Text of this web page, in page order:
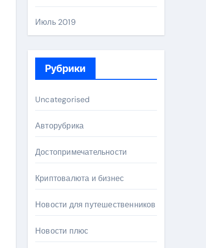
Июль 2019
Рубрики
Uncategorised
Авторубрика
Достопримечательности
Криптовалюта и бизнес
Новости для путешественников
Новости плюс